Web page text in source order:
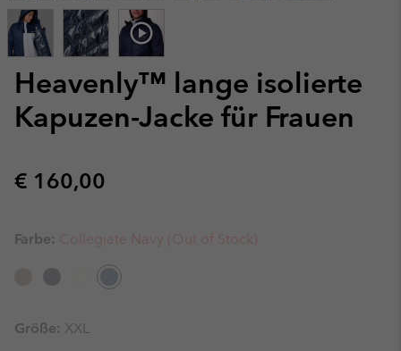
Heavenly™ lange isolierte
Kapuzen-Jacke für Frauen
Regular price:
€ 160,00
Farbe: Collegiate Navy (Out of Stock)
Größe: XXL